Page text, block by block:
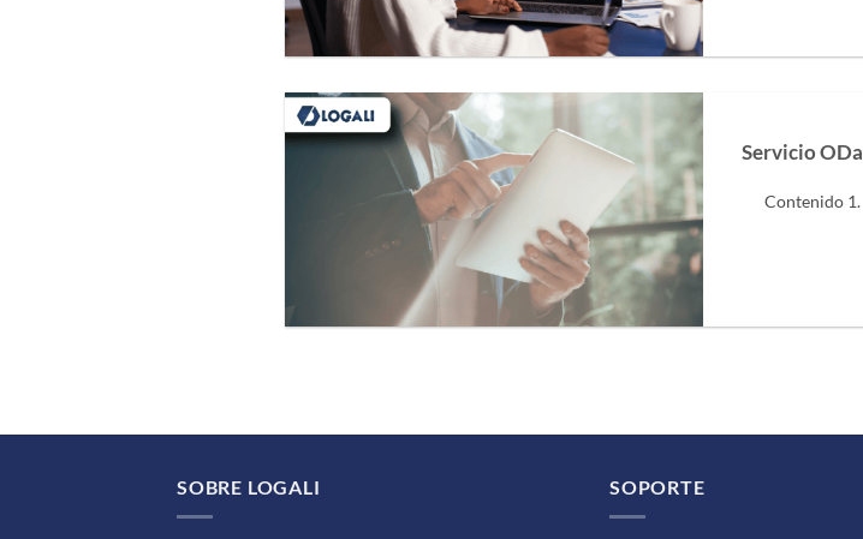
Servicio
Contenido
SOBRE LOGALI SOPORTE